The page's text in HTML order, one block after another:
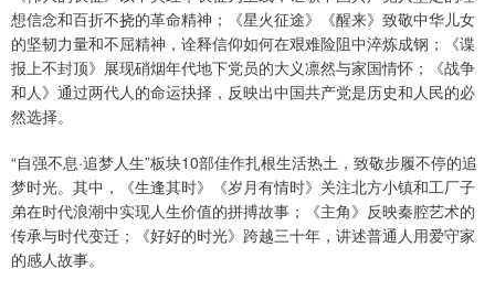
想信念和百折不挠的革命精神；《星火征途》《醒来》致敬中华儿女
的坚韧力量和不屈精神，诠释信仰如何在艰难险阻中淬炼成钢；《谍
报上不封顶》展现硝烟年代地下党员的大义凛然与家国情怀；《战争
和人》通过两代人的命运抉择，反映出中国共产党是历史和人民的必
然选择。
“自强不息·追梦人生”板块10部佳作扎根生活热土，致敬步履不停的追
梦时光。其中，《生逢其时》《岁月有情时》关注北方小镇和工厂子
弟在时代浪潮中实现人生价值的拼搏故事；《主角》反映秦腔艺术的
传承与时代变迁；《好好的时光》跨越三十年，讲述普通人用爱守家
的感人故事。